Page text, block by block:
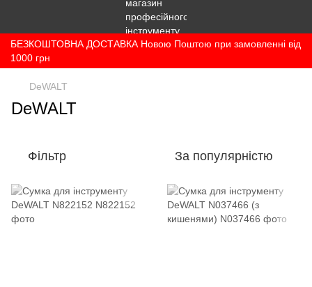
БЕЗКОШТОВНА ДОСТАВКА Новою Поштою при замовленні від
1000 грн
DeWALT
DeWALT
Фільтр За популярністю